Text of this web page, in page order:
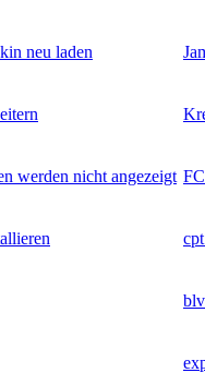
neu laden
werden nicht angezeigt